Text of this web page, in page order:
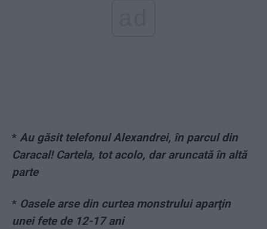
* Au găsit telefonul Alexandrei, în parcul din
Caracal! Cartela, tot acolo, dar aruncată în altă
parte
* Oasele arse din curtea monstrului aparţin
unei fete de 12-17 ani